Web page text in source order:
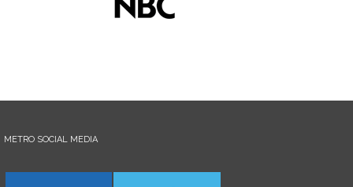
METRO SOCIAL MEDIA